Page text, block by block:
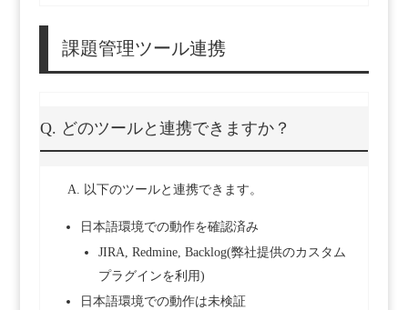
課題管理ツール連携
Q. どのツールと連携できますか？
A. 以下のツールと連携できます。
日本語環境での動作を確認済み
JIRA, Redmine, Backlog(弊社提供のカスタム
プラグインを利用)
日本語環境での動作は未検証